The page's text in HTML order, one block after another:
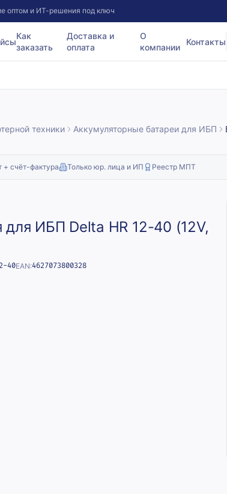
оптом и ИТ-решения под ключ
Как
заказать
Доставка и
оплата
О
компании
Контакты
техники Аккумуляторные батареи для ИБП
+ счёт-фактура Только юр. лица и ИП Реестр МПТ
для ИБП Delta HR 12-40 (12V,
40EAN:4627073800328